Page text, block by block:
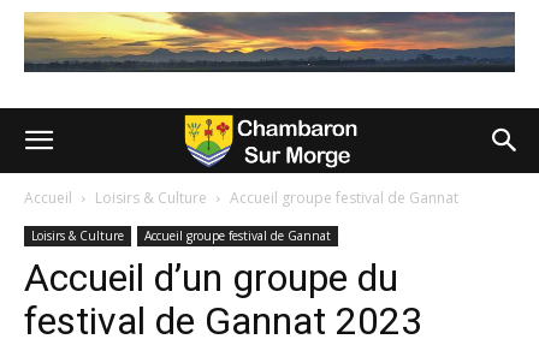
Accueil Loisirs & Culture Accueil groupe festival de Gannat
Loisirs & Culture Accueil groupe festival de Gannat
Accueil d’un groupe du
festival de Gannat 2023